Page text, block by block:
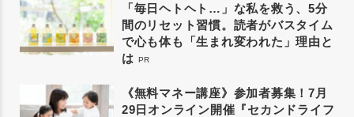
「毎日ヘトヘト…」な私を救う、5分
間のリセット習慣。読者がバスタイム
で心も体も「生まれ変われた」理由と
は PR
《無料マネー講座》参加者募集！7月
29日オンライン開催『セカンドライフ